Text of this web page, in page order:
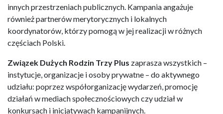
innych przestrzeniach publicznych. Kampania angażuje
również partnerów merytorycznych i lokalnych
koordynatorów, którzy pomogą w jej realizacji w różnych
częściach Polski.
Związek Dużych Rodzin Trzy Plus zaprasza wszystkich –
instytucje, organizacje i osoby prywatne – do aktywnego
udziału: poprzez współorganizację wydarzeń, promocję
działań w mediach społecznościowych czy udział w
konkursach i inicjatywach kampanijnych.